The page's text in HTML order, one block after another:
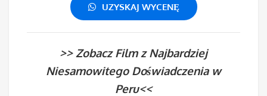
UZYSKAJ WYCENĘ
>> Zobacz Film z Najbardziej
Niesamowitego Doświadczenia w
Peru<<